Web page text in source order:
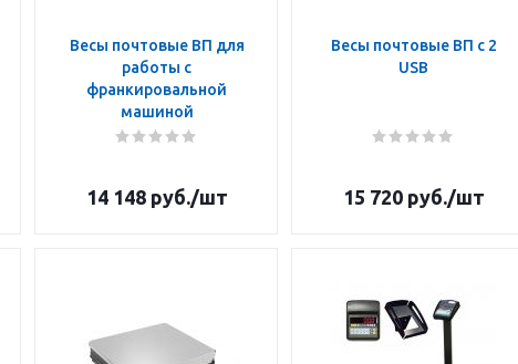
Весы почтовые ВП для
работы с
франкировальной
машиной
14 148руб./шт
Весы почтовые ВП с 2
USB
15 720руб./шт